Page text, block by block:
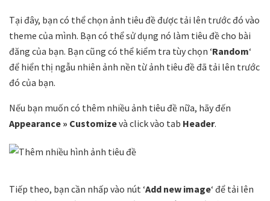
Tại đây, bạn có thể chọn ảnh tiêu đề được tải lên trước đó vào
theme của mình. Bạn có thể sử dụng nó làm tiêu đề cho bài
đăng của bạn. Bạn cũng có thể kiểm tra tùy chọn ‘Random‘
để hiển thị ngẫu nhiên ảnh nền từ ảnh tiêu đề đã tải lên trước
đó của bạn.
Nếu bạn muốn có thêm nhiều ảnh tiêu đề nữa, hãy đến
Appearance » Customizevà click vào tab Header.
Tiếp theo, bạn cần nhấp vào nút ‘Add new image‘ để tải lên